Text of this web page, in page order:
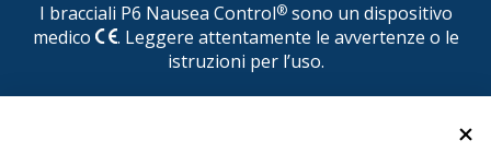
I bracciali P6 Nausea Control®sono un dispositivo
medico
. Leggere attentamente le avvertenze o le
istruzioni per l’uso.